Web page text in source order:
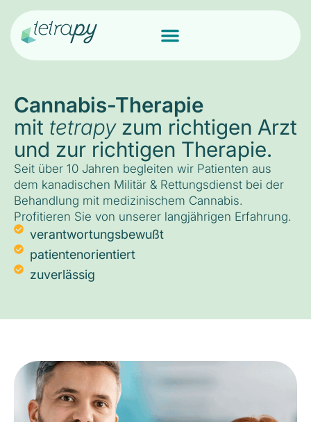
Cannabis-Therapie
mit tetrapyzum richtigen Arzt
und zur richtigen Therapie.
Seit über 10 Jahren begleiten wir Patienten aus
dem kanadischen Militär & Rettungsdienst bei der
Behandlung mit medizinischem Cannabis.
Profitieren Sie von unserer langjährigen Erfahrung.
verantwortungsbewußt
patientenorientiert
zuverlässig